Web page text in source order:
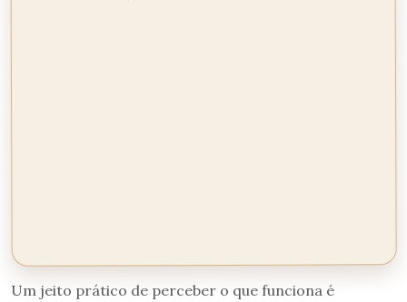
Um jeito prático de perceber o que funciona é